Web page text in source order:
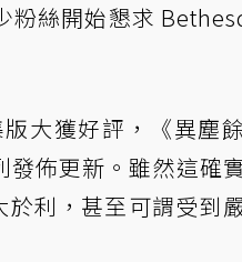
粉絲開始懇求
大獲好評，《異塵
佈更新。雖然這確
利，甚至可謂受到